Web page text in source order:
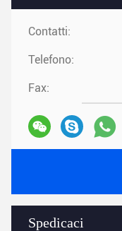
Contatti:
Telefono:
Fax:
Spedicaci